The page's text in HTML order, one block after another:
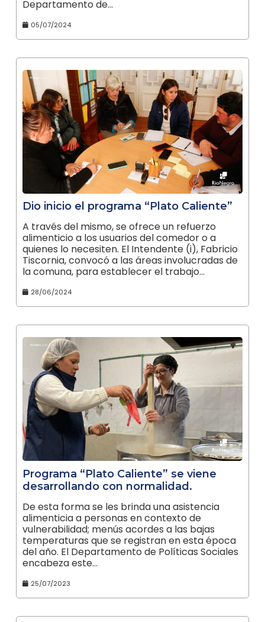
Departamento de…
05/07/2024
Dio inicio el programa “Plato Caliente”
A través del mismo, se ofrece un refuerzo
alimenticio a los usuarios del comedor o a
quienes lo necesiten. El Intendente (i), Fabricio
Tiscornia, convocó a las áreas involucradas de
la comuna, para establecer el trabajo…
28/06/2024
Programa “Plato Caliente” se viene
desarrollando con normalidad.
De esta forma se les brinda una asistencia
alimenticia a personas en contexto de
vulnerabilidad; menús acordes a las bajas
temperaturas que se registran en esta época
del año. El Departamento de Políticas Sociales
encabeza este…
25/07/2023